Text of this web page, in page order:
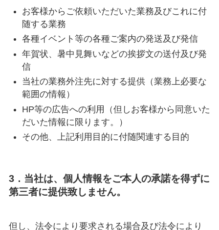
お客様からご依頼いただいた業務及びこれに付
随する業務
各種イベント等の各種ご案内の発送及び発信
年賀状、暑中見舞いなどの挨拶文の送付及び発
信
当社の業務外注先に対する提供（業務上必要な
範囲の情報）
HP等の広告への利用（但しお客様から同意いた
だいた情報に限ります。）
その他、上記利用目的に付随関連する目的
3．当社は、個人情報をご本人の承諾を得ずに
第三者に提供致しません。
但し、法令により要求される場合及び法令により